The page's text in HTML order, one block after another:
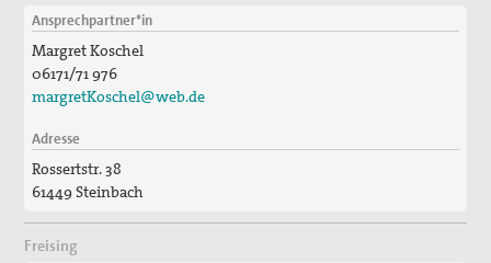
Ansprechpartner*in
Margret Koschel
06171/71 976
margretKoschel@web.de
Adresse
Rossertstr. 38
61449 Steinbach
Freising